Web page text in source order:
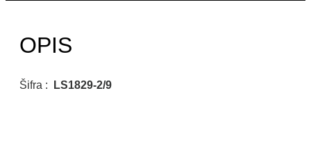
OPIS
Šifra : LS1829-2/9